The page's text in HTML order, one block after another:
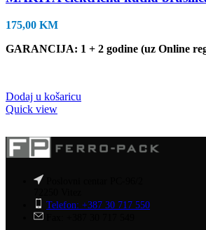
175,00 KM
GARANCIJA: 1 + 2 godine (uz Online
Dodaj u košaricu
Quick view
Telefon: +387 30 717 550